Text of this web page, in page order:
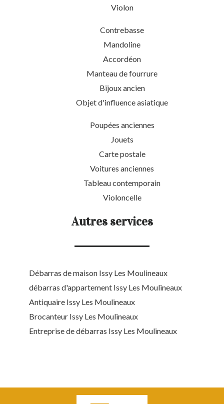
Violon
Contrebasse
Mandoline
Accordéon
Manteau de fourrure
Bijoux ancien
Objet d'influence asiatique
Poupées anciennes
Jouets
Carte postale
Voitures anciennes
Tableau contemporain
Violoncelle
Autres services
Débarras de maison Issy Les Moulineaux
débarras d'appartement Issy Les Moulineaux
Antiquaire Issy Les Moulineaux
Brocanteur Issy Les Moulineaux
Entreprise de débarras Issy Les Moulineaux